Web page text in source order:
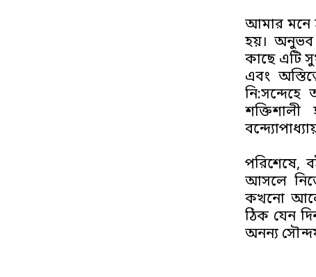
আমার মনে
হয়। অনুভব
কাছে এটি
এবং
নি:সন্দেহে
পরিশেষে,
আসলে
কখনো
ঠিক যেন
অনন্য